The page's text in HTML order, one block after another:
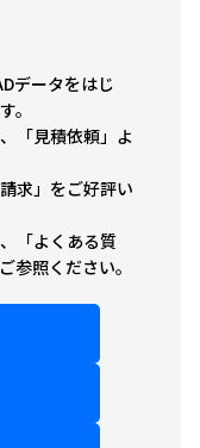
データをはじ
。
「見積依頼」よ
求」をご好評い
「よくある質
参照ください。